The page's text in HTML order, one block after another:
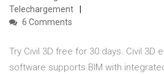
Telechargement
6 Comments
Try Civil 3D free for 30 days. Civil 3D
software supports BIM with